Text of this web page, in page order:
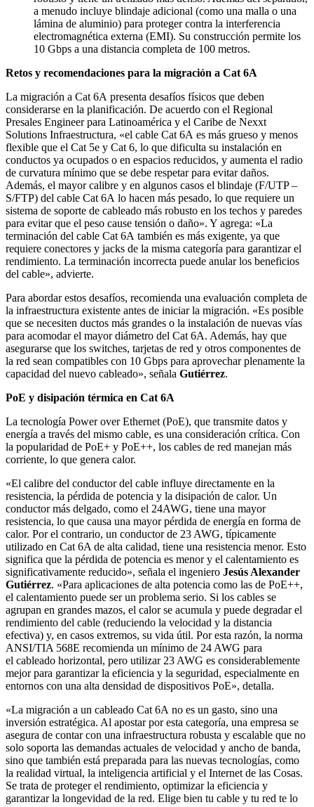
a menudo incluye blindaje adicional (como una malla o una
lámina de aluminio) para proteger contra la interferencia
electromagnética externa (EMI). Su construcción permite los
10 Gbps a una distancia completa de 100 metros.
Retos y recomendaciones para la migración a Cat 6A
La migración a Cat 6A presenta desafíos físicos que deben
considerarse en la planificación. De acuerdo con el Regional
Presales Engineer para Latinoamérica y el Caribe de Nexxt
Solutions Infraestructura, «el cable Cat 6A es más grueso y menos
flexible que el Cat 5e y Cat 6, lo que dificulta su instalación en
conductos ya ocupados o en espacios reducidos, y aumenta el radio
de curvatura mínimo que se debe respetar para evitar daños.
Además, el mayor calibre y en algunos casos el blindaje (F/UTP –
S/FTP) del cable Cat 6A lo hacen más pesado, lo que requiere un
sistema de soporte de cableado más robusto en los techos y paredes
para evitar que el peso cause tensión o daño». Y agrega: «La
terminación del cable Cat 6A también es más exigente, ya que
requiere conectores y jacks de la misma categoría para garantizar el
rendimiento. La terminación incorrecta puede anular los beneficios
del cable», advierte.
Para abordar estos desafíos, recomienda una evaluación completa de
la infraestructura existente antes de iniciar la migración. «Es posible
que se necesiten ductos más grandes o la instalación de nuevas vías
para acomodar el mayor diámetro del Cat 6A. Además, hay que
asegurarse que los switches, tarjetas de red y otros componentes de
la red sean compatibles con 10 Gbps para aprovechar plenamente la
capacidad del nuevo cableado», señala Gutiérrez.
PoE y disipación térmica en Cat 6A
La tecnología Power over Ethernet (PoE), que transmite datos y
energía a través del mismo cable, es una consideración crítica. Con
la popularidad de PoE+ y PoE++, los cables de red manejan más
corriente, lo que genera calor.
«El calibre del conductor del cable influye directamente en la
resistencia, la pérdida de potencia y la disipación de calor. Un
conductor más delgado, como el 24AWG, tiene una mayor
resistencia, lo que causa una mayor pérdida de energía en forma de
calor. Por el contrario, un conductor de 23 AWG, típicamente
utilizado en Cat 6A de alta calidad, tiene una resistencia menor. Esto
significa que la pérdida de potencia es menor y el calentamiento es
significativamente reducido», señala el ingeniero Jesús Alexander
Gutiérrez. «Para aplicaciones de alta potencia como las de PoE++,
el calentamiento puede ser un problema serio. Si los cables se
agrupan en grandes mazos, el calor se acumula y puede degradar el
rendimiento del cable (reduciendo la velocidad y la distancia
efectiva) y, en casos extremos, su vida útil. Por esta razón, la norma
ANSI/TIA 568E recomienda un mínimo de 24 AWG para
el cableado horizontal, pero utilizar 23 AWG es considerablemente
mejor para garantizar la eficiencia y la seguridad, especialmente en
entornos con una alta densidad de dispositivos PoE», detalla.
«La migración a un cableado Cat 6A no es un gasto, sino una
inversión estratégica. Al apostar por esta categoría, una empresa se
asegura de contar con una infraestructura robusta y escalable que no
solo soporta las demandas actuales de velocidad y ancho de banda,
sino que también está preparada para las nuevas tecnologías, como
la realidad virtual, la inteligencia artificial y el Internet de las Cosas.
Se trata de proteger el rendimiento, optimizar la eficiencia y
garantizar la longevidad de la red. Elige bien tu cable y tu red te lo